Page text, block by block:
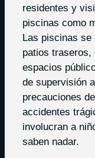
residentes y
piscinas como
Las piscinas se
patios traseros,
espacios
de supervisión
precauciones
accidentes
involucran a
saben nadar.